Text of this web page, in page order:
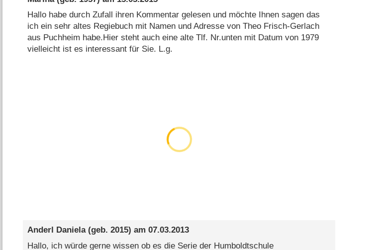
Hallo habe durch Zufall ihren Kommentar gelesen und möchte Ihnen sagen das
ich ein sehr altes Regiebuch mit Namen und Adresse von Theo Frisch-Gerlach
aus Puchheim habe.Hier steht auch eine alte Tlf. Nr.unten mit Datum von 1979
vielleicht ist es interessant für Sie. L.g.
Anderl Daniela(geb. 2015) am 07.03.2013
Hallo, ich würde gerne wissen ob es die Serie der Humboldtschule